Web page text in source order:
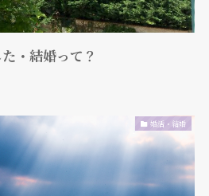
・結婚って？
婚活・結婚